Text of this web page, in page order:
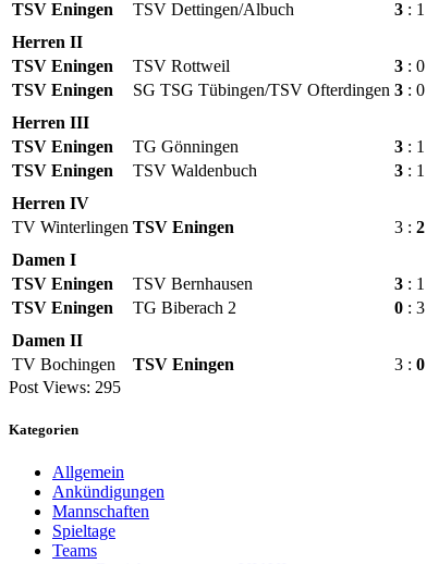
TSV Eningen
TSV Dettingen/Albuch 3 : 1
Herren II
TSV Eningen
TSV Rottweil 3 : 0
TSV Eningen
SG TSG Tübingen/TSV Ofterdingen 3 : 0
Herren III
TSV Eningen
TG Gönningen 3 : 1
TSV Eningen
TSV Waldenbuch 3 : 1
Herren IV
TV Winterlingen TSV Eningen 3 : 2
Damen I
TSV Eningen
TSV Bernhausen 3 : 1
TSV Eningen
TG Biberach 2 0 : 3
Damen II
TV Bochingen
TSV Eningen 3 : 0
Post Views: 295
Kategorien
Allgemein
Ankündigungen
Mannschaften
Spieltage
Teams